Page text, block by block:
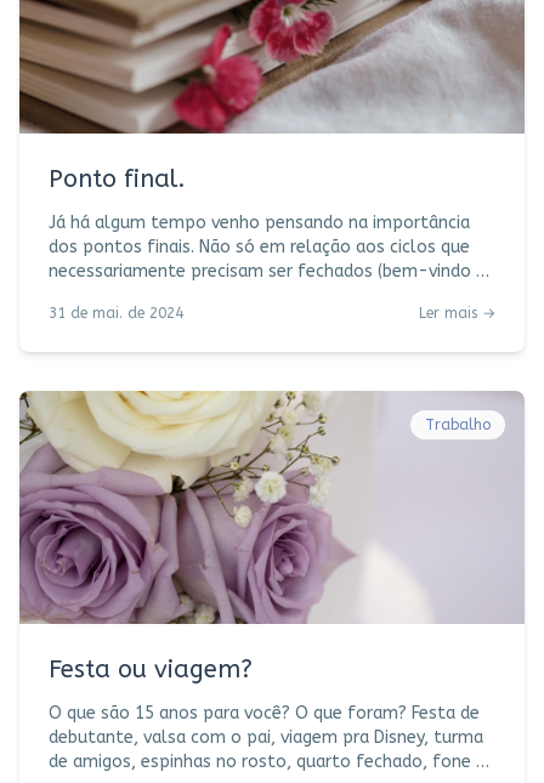
Ponto final.
Já há algum tempo venho pensando na importância
dos pontos finais. Não só em relação aos ciclos que
necessariamente precisam ser fechados (bem-vindo à
conversas que naturalmente deveriam ser encerrados
Pendentes. Um conjunto de belas reticências ao invés
de ponto final. Conversas difíceis. Assuntos áridos.
Diálogos espinhosos parecem ser guardados na gav
31 de mai. de 2024 Ler mais →
Trabalho
Festa ou viagem?
O que são 15 anos para você? O que foram? Festa de
debutante, valsa com o pai, viagem pra Disney, turma
de amigos, espinhas no rosto, quarto fechado, fone de